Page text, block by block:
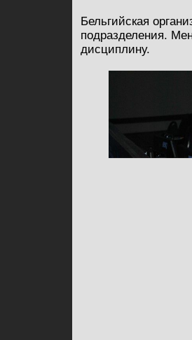
Бельгийская
подразделения.
дисциплину.